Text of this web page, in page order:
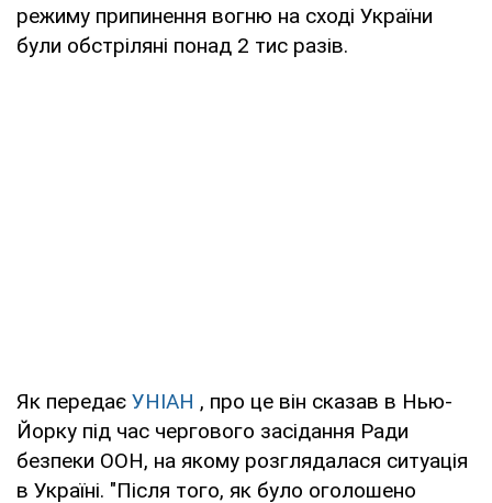
режиму припинення вогню на сході України
були обстріляні понад 2 тис разів.
Як передає УНІАН , про це він сказав в Нью-
Йорку під час чергового засідання Ради
безпеки ООН, на якому розглядалася ситуація
в Україні. "Після того, як було оголошено